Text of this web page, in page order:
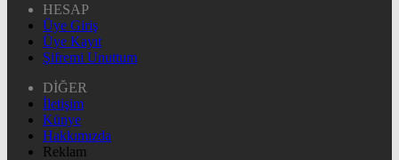
HESAP
Üye Giriş
Üye Kayıt
Şifremi Unuttum
DİĞER
İletişim
Künye
Hakkımızda
Reklam